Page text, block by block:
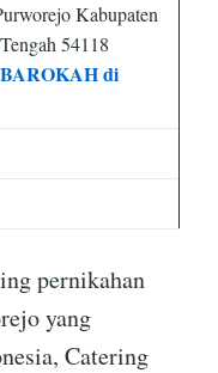
Kabupaten
54118
di
pernikahan
yang
Catering